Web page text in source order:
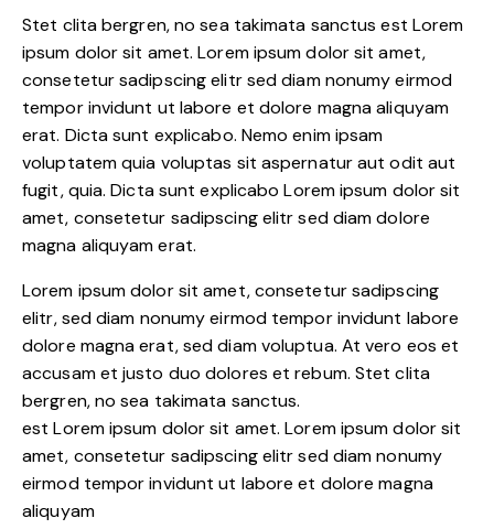
Stet clita bergren, no sea takimata sanctus est Lorem
ipsum dolor sit amet. Lorem ipsum dolor sit amet,
consetetur sadipscing elitr sed diam nonumy eirmod
tempor invidunt ut labore et dolore magna aliquyam
erat. Dicta sunt explicabo. Nemo enim ipsam
voluptatem quia voluptas sit aspernatur aut odit aut
fugit, quia. Dicta sunt explicabo Lorem ipsum dolor sit
amet, consetetur sadipscing elitr sed diam dolore
magna aliquyam erat.
Lorem ipsum dolor sit amet, consetetur sadipscing
elitr, sed diam nonumy eirmod tempor invidunt labore
dolore magna erat, sed diam voluptua. At vero eos et
accusam et justo duo dolores et rebum. Stet clita
bergren, no sea takimata sanctus.
est Lorem ipsum dolor sit amet. Lorem ipsum dolor sit
amet, consetetur sadipscing elitr sed diam nonumy
eirmod tempor invidunt ut labore et dolore magna
aliquyam